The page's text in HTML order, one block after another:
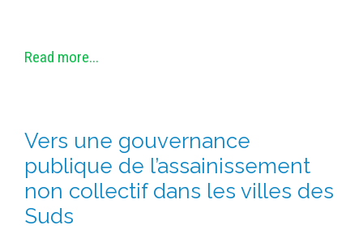
FOR THE PUBLIC
Read more...
Vers une gouvernance
publique de l’assainissement
non collectif dans les villes des
Suds